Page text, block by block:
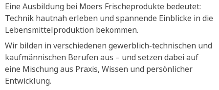
Eine Ausbildung bei Moers Frischeprodukte bedeutet:
Technik hautnah erleben und spannende Einblicke in die
Lebensmittelproduktion bekommen.
Wir bilden in verschiedenen gewerblich-technischen und
kaufmännischen Berufen aus – und setzen dabei auf
eine Mischung aus Praxis, Wissen und persönlicher
Entwicklung.